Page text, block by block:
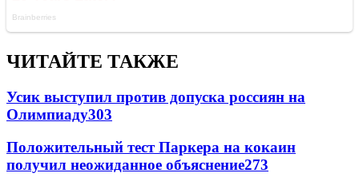
ЧИТАЙТЕ ТАКЖЕ
Усик выступил против допуска россиян на
Олимпиаду303
Положительный тест Паркера на кокаин
получил неожиданное объяснение273